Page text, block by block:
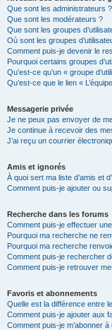
Que sont les administrateurs ?
Que sont les modérateurs ?
Que sont les groupes
Où sont les groupes
Comment puis-je devenir le
Pourquoi certains groupes
Qu’est-ce qu’un « groupe
Qu’est-ce que le lien «
Messagerie privée
Je ne peux pas envoyer de
Je continue à recevoir des
J’ai reçu un courrier
Amis et ignorés
À quoi sert ma liste d’amis et
Comment puis-je ajouter ou
Recherche dans les forums
Comment puis-je effectuer
Pourquoi ma recherche ne
Pourquoi ma recherche
Comment puis-je rechercher
Comment puis-je retrouver
Favoris et abonnements
Quelle est la différence entre
Comment puis-je ajouter aux
Comment puis-je m’abonner